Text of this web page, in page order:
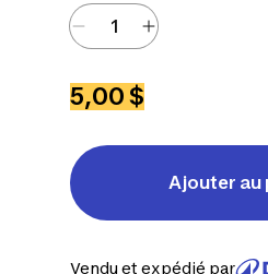
5,00 $
Ajouter au
Vendu et expédié par